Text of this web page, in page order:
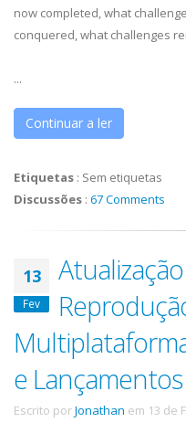
now completed, what
conquered, what challenges
...
Continuar a ler
Etiquetas : Sem etiquetas
Discussões : 67 Comments
13
Fev
e Lançamentos
Escrito porJonathan em 13 de